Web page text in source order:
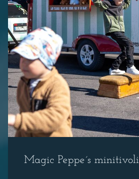
Magic Peppe´s minitivoli